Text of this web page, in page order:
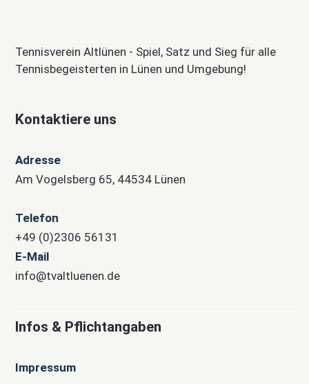
Tennisverein Altlünen - Spiel, Satz und Sieg für alle
Tennisbegeisterten in Lünen und Umgebung!
Kontaktiere uns
Adresse
Am Vogelsberg 65, 44534 Lünen
Telefon
+49 (0)2306 56131
E-Mail
info@tvaltluenen.de
Infos & Pflichtangaben
Impressum